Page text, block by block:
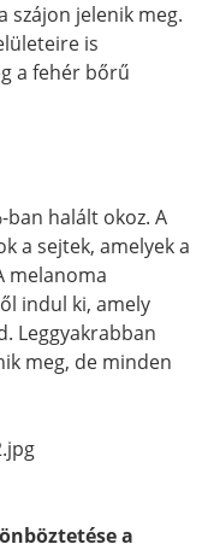
szájon jelenik meg.
is
a fehér bőrű
ban halált okoz. A
a sejtek, amelyek a
melanoma
indul ki, amely
Leggyakrabban
meg, de minden
a